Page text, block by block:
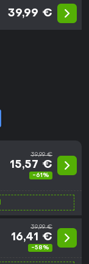
39,99 €
39,99 €
15,57 €
-61%
39,99 €
16,41 €
-58%